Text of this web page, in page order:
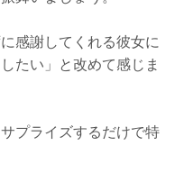
感謝してくれる彼女に
たい」と改めて感じま
プライズするだけで特